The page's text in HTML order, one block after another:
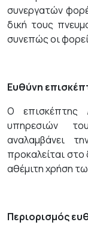
συνεργατών
δική τους
συνεπώς οι
Ευθύνη
Ο επισκέπτης
υπηρεσιών
αναλαμβάνει
προκαλείται
αθέμιτη χρήση
Περιορισμός